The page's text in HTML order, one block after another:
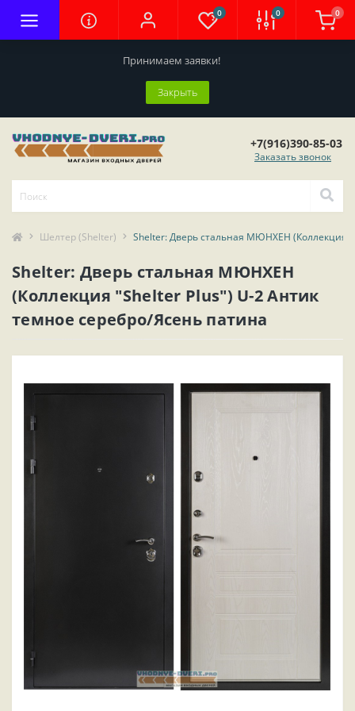
Принимаем заявки!
Закрыть
0 0 0
+7(916)390-85-03
Заказать звонок
Шелтер (Shelter) Shelter: Дверь стальная МЮНХЕН (Коллекция
Shelter: Дверь стальная МЮНХЕН
(Коллекция "Shelter Plus") U-2 Антик
темное серебро/Ясень патина